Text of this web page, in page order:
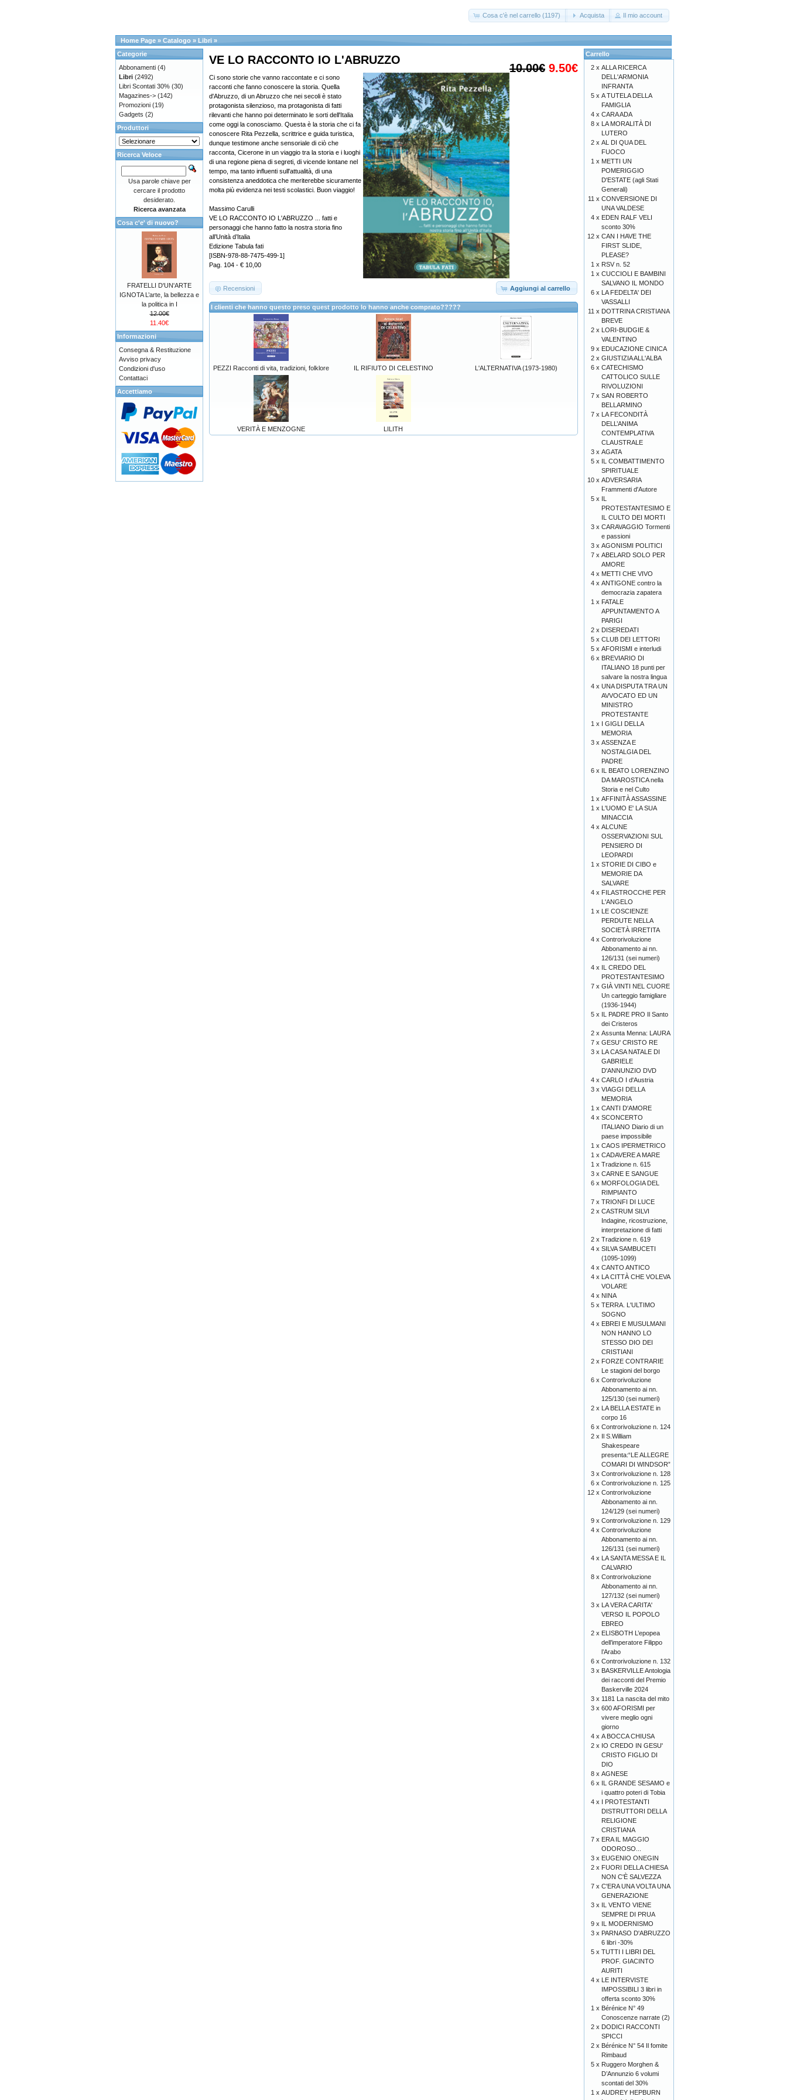
Cosa c'è nel carrello (1197) Acquista Il mio account
Home Page » Catalogo » Libri »
10.00€ 9.50€
VE LO RACCONTO IO L'ABRUZZO
Ci sono storie che vanno raccontate e ci sono
racconti che fanno conoscere la storia. Quella
d'Abruzzo, di un Abruzzo che nei secoli è stato
protagonista silenzioso, ma protagonista di fatti
rilevanti che hanno poi determinato le sorti dell'Italia
come oggi la conosciamo. Questa è la storia che ci fa
conoscere Rita Pezzella, scrittrice e guida turistica,
dunque testimone anche sensoriale di ciò che
racconta, Cicerone in un viaggio tra la storia e i luoghi
di una regione piena di segreti, di vicende lontane nel
tempo, ma tanto influenti sull'attualità, di una
consistenza aneddotica che meriterebbe sicuramente
molta più evidenza nei testi scolastici. Buon viaggio!
Massimo Carulli
VE LO RACCONTO IO L'ABRUZZO ... fatti e
personaggi che hanno fatto la nostra storia fino
all’Unità d’Italia
Edizione Tabula fati
[ISBN-978-88-7475-499-1]
Pag. 104 - € 10,00
Aggiungi al carrello
Recensioni
I clienti che hanno questo preso quest prodotto lo hanno anche comprato?????
PEZZI Racconti di vita, tradizioni, folklore IL RIFIUTO DI CELESTINO L'ALTERNATIVA (1973-1980)
VERITÀ E MENZOGNE LILITH
Categorie
Abbonamenti (4)
Libri (2492)
Libri Scontati 30% (30)
Magazines-> (142)
Promozioni (19)
Gadgets (2)
Produttori
Ricerca Veloce
Usa parole chiave per
cercare il prodotto
desiderato.
Ricerca avanzata
Cosa c'e' di nuovo?
FRATELLI D'UN'ARTE
IGNOTA L’arte, la bellezza e
la politica in I
12.00€
11.40€
Informazioni
Consegna & Restituzione
Avviso privacy
Condizioni d'uso
Contattaci
Accettiamo
Carrello
2 x ALLA RICERCA
DELL'ARMONIA
INFRANTA
5 x A TUTELA DELLA
FAMIGLIA
4 x CARA ADA
8 x LA MORALITÀ DI
LUTERO
2 x AL DI QUA DEL
FUOCO
1 x METTI UN
POMERIGGIO
D'ESTATE (agli Stati
Generali)
11 x CONVERSIONE DI
UNA VALDESE
4 x EDEN RALF VELI
sconto 30%
12 x CAN I HAVE THE
FIRST SLIDE,
PLEASE?
1 x RSV n. 52
1 x CUCCIOLI E BAMBINI
SALVANO IL MONDO
6 x LA FEDELTA' DEI
VASSALLI
11 x DOTTRINA CRISTIANA
BREVE
2 x LORI-BUDGIE &
VALENTINO
9 x EDUCAZIONE CINICA
2 x GIUSTIZIA ALL'ALBA
6 x CATECHISMO
CATTOLICO SULLE
RIVOLUZIONI
7 x SAN ROBERTO
BELLARMINO
7 x LA FECONDITÀ
DELL’ANIMA
CONTEMPLATIVA
CLAUSTRALE
3 x AGATA
5 x IL COMBATTIMENTO
SPIRITUALE
10 x ADVERSARIA
Frammenti d'Autore
5 x IL
PROTESTANTESIMO E
IL CULTO DEI MORTI
3 x CARAVAGGIO Tormenti
e passioni
3 x AGONISMI POLITICI
7 x ABELARD SOLO PER
AMORE
4 x METTI CHE VIVO
4 x ANTIGONE contro la
democrazia zapatera
1 x FATALE
APPUNTAMENTO A
PARIGI
2 x DISEREDATI
5 x CLUB DEI LETTORI
5 x AFORISMI e interludi
6 x BREVIARIO DI
ITALIANO 18 punti per
salvare la nostra lingua
4 x UNA DISPUTA TRA UN
AVVOCATO ED UN
MINISTRO
PROTESTANTE
1 x I GIGLI DELLA
MEMORIA
3 x ASSENZA E
NOSTALGIA DEL
PADRE
6 x IL BEATO LORENZINO
DA MAROSTICA nella
Storia e nel Culto
1 x AFFINITÀ ASSASSINE
1 x L'UOMO E' LA SUA
MINACCIA
4 x ALCUNE
OSSERVAZIONI SUL
PENSIERO DI
LEOPARDI
1 x STORIE DI CIBO e
MEMORIE DA
SALVARE
4 x FILASTROCCHE PER
L'ANGELO
1 x LE COSCIENZE
PERDUTE NELLA
SOCIETÀ IRRETITA
4 x Controrivoluzione
Abbonamento ai nn.
126/131 (sei numeri)
4 x IL CREDO DEL
PROTESTANTESIMO
7 x GIÀ VINTI NEL CUORE
Un carteggio famigliare
(1936-1944)
5 x IL PADRE PRO Il Santo
dei Cristeros
2 x Assunta Menna: LAURA
7 x GESU' CRISTO RE
3 x LA CASA NATALE DI
GABRIELE
D'ANNUNZIO DVD
4 x CARLO I d'Austria
3 x VIAGGI DELLA
MEMORIA
1 x CANTI D'AMORE
4 x SCONCERTO
ITALIANO Diario di un
paese impossibile
1 x CAOS IPERMETRICO
1 x CADAVERE A MARE
1 x Tradizione n. 615
3 x CARNE E SANGUE
6 x MORFOLOGIA DEL
RIMPIANTO
7 x TRIONFI DI LUCE
2 x CASTRUM SILVI
Indagine, ricostruzione,
interpretazione di fatti
2 x Tradizione n. 619
4 x SILVA SAMBUCETI
(1095-1099)
4 x CANTO ANTICO
4 x LA CITTÀ CHE VOLEVA
VOLARE
4 x NINA
5 x TERRA. L'ULTIMO
SOGNO
4 x EBREI E MUSULMANI
NON HANNO LO
STESSO DIO DEI
CRISTIANI
2 x FORZE CONTRARIE
Le stagioni del borgo
6 x Controrivoluzione
Abbonamento ai nn.
125/130 (sei numeri)
2 x LA BELLA ESTATE in
corpo 16
6 x Controrivoluzione n. 124
2 x Il S.William
Shakespeare
presenta:“LE ALLEGRE
COMARI DI WINDSOR”
3 x Controrivoluzione n. 128
6 x Controrivoluzione n. 125
12 x Controrivoluzione
Abbonamento ai nn.
124/129 (sei numeri)
9 x Controrivoluzione n. 129
4 x Controrivoluzione
Abbonamento ai nn.
126/131 (sei numeri)
4 x LA SANTA MESSA E IL
CALVARIO
8 x Controrivoluzione
Abbonamento ai nn.
127/132 (sei numeri)
3 x LA VERA CARITA'
VERSO IL POPOLO
EBREO
2 x ELISBOTH L’epopea
dell’imperatore Filippo
l’Arabo
6 x Controrivoluzione n. 132
3 x BASKERVILLE Antologia
dei racconti del Premio
Baskerville 2024
3 x 1181 La nascita del mito
3 x 600 AFORISMI per
vivere meglio ogni
giorno
4 x A BOCCA CHIUSA
2 x IO CREDO IN GESU'
CRISTO FIGLIO DI
DIO
8 x AGNESE
6 x IL GRANDE SESAMO e
i quattro poteri di Tobia
4 x I PROTESTANTI
DISTRUTTORI DELLA
RELIGIONE
CRISTIANA
7 x ERA IL MAGGIO
ODOROSO...
3 x EUGENIO ONEGIN
2 x FUORI DELLA CHIESA
NON C'È SALVEZZA
7 x C'ERA UNA VOLTA UNA
GENERAZIONE
3 x IL VENTO VIENE
SEMPRE DI PRUA
9 x IL MODERNISMO
3 x PARNASO D'ABRUZZO
6 libri -30%
5 x TUTTI I LIBRI DEL
PROF. GIACINTO
AURITI
4 x LE INTERVISTE
IMPOSSIBILI 3 libri in
offerta sconto 30%
1 x Bérénice N° 49
Conoscenze narrate (2)
2 x DODICI RACCONTI
SPICCI
2 x Bérénice N° 54 Il fomite
Rimbaud
5 x Ruggero Morghen &
D’Annunzio 6 volumi
scontati del 30%
1 x AUDREY HEPBURN